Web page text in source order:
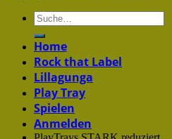
Home
Rock that Label
Lillagunga
Play Tray
Spielen
Anmelden